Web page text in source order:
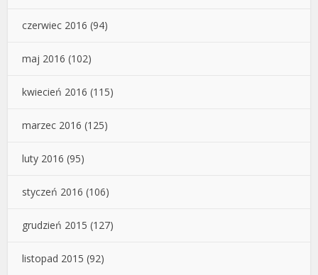
czerwiec 2016 (94)
maj 2016 (102)
kwiecień 2016 (115)
marzec 2016 (125)
luty 2016 (95)
styczeń 2016 (106)
grudzień 2015 (127)
listopad 2015 (92)